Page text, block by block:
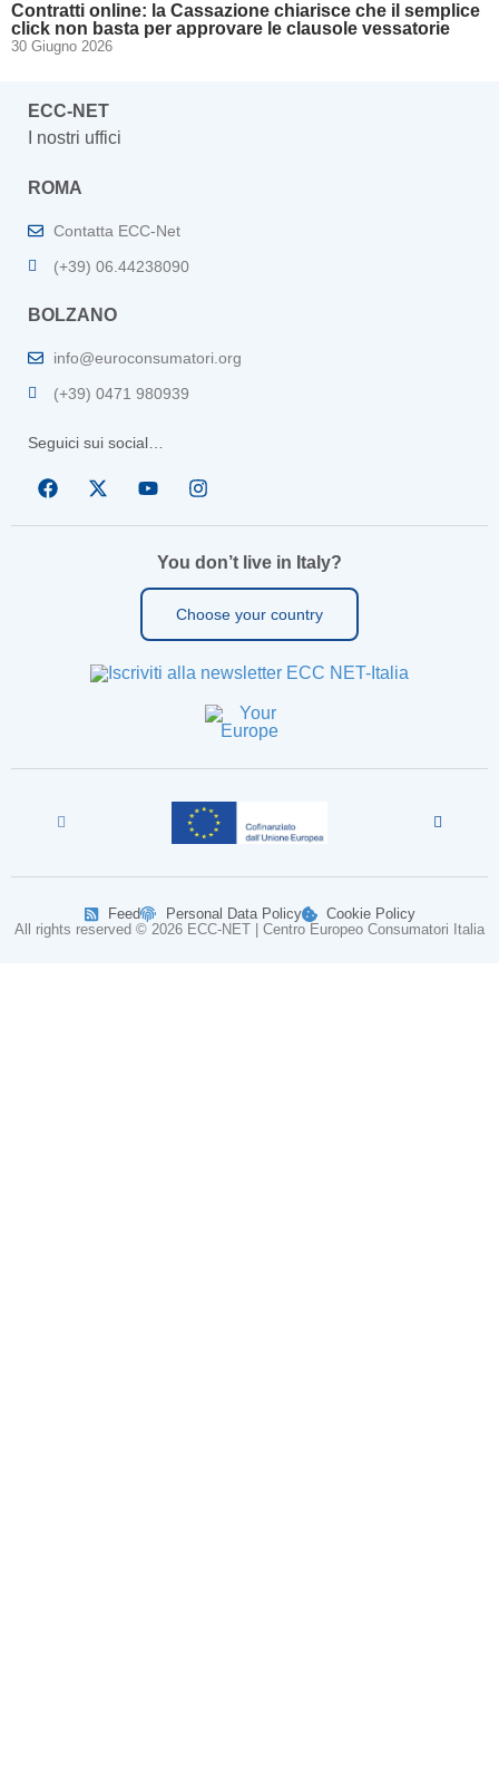
Contratti online: la Cassazione chiarisce che il semplice
click non basta per approvare le clausole vessatorie
30 Giugno 2026
ECC-NET
I nostri uffici
ROMA
Contatta ECC-Net
(+39) 06.44238090
BOLZANO
info@euroconsumatori.org
(+39) 0471 980939
Seguici sui social…
You don’t live in Italy?
Choose your country
All rights reserved © 2026 ECC-NET | Centro Europeo Consumatori Italia
Feed Personal Data Policy Cookie Policy